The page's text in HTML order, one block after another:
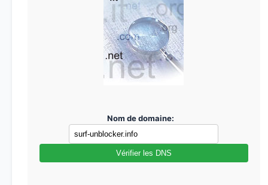
Nom de domaine:
Vérifier les DNS